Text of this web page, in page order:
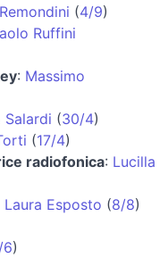
(4/9)
Ruffini
: Massimo
Salardi (30/4)
(17/4)
radiofonica: Lucilla
Laura Esposto (8/8)
6)